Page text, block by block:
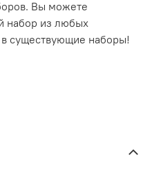
Вы можете
набор из любых
существующие наборы!